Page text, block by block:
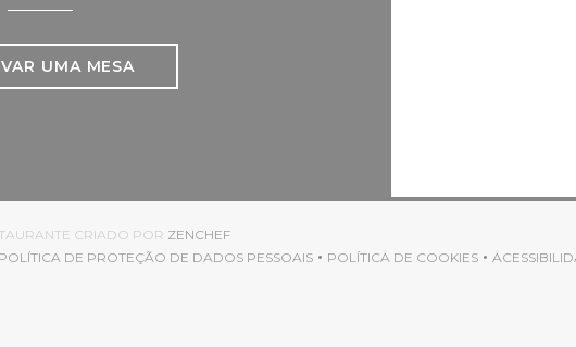
UMA MESA
CRIADO POR ZENCHEF((ABRE NUMA NOVA JANELA))
JANELA))
POLÍTICA DE PROTEÇÃO DE DADOS PESSOAIS
((ABRE NUMA NOVA JANELA))
POLÍTICA DE COOKIES
((ABRE NUMA NOVA